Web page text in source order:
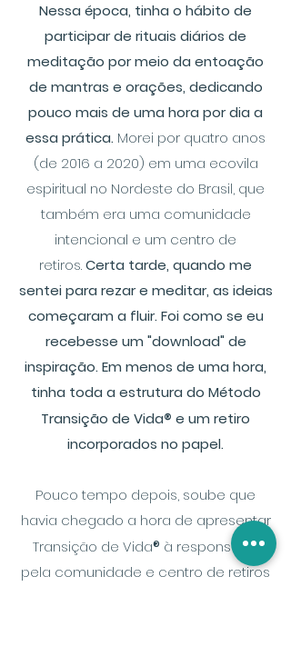
Nessa época, tinha o hábito de
participar de rituais diários de
meditação por meio da entoação
de mantras e orações, dedicando
pouco mais de uma hora por dia a
essa prática. Morei por quatro anos
(de 2016 a 2020) em uma ecovila
espiritual no Nordeste do Brasil, que
também era uma comunidade
intencional e um centro de
retiros.Certa tarde, quando me
sentei para rezar e meditar, as ideias
começaram a fluir. Foi como se eu
recebesse um "download" de
inspiração. Em menos de uma hora,
tinha toda a estrutura do Método
Transição de Vida® e um retiro
incorporados no papel.
Pouco tempo depois, soube que
havia chegado a hora de apresentar
Transição de Vida® à responsável
pela comunidade e centro de retiros